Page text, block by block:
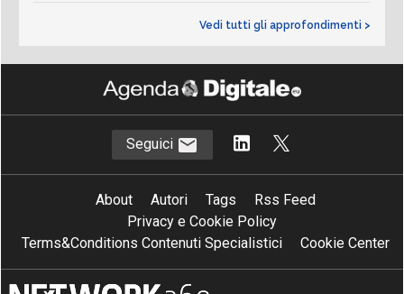
Vedi tutti gli approfondimenti >
Seguici
About Autori Tags
Rss Feed
Privacy e Cookie Policy
Terms&Conditions Contenuti Specialistici
Cookie Center